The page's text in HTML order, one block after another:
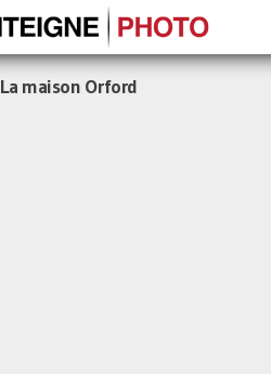
La maison Orford